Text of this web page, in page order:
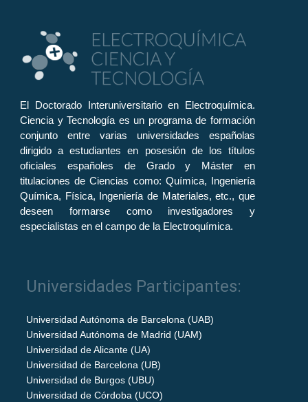
El Doctorado Interuniversitario en Electroquímica.
Ciencia y Tecnología es un programa de formación
conjunto entre varias universidades españolas
dirigido a estudiantes en posesión de los títulos
oficiales españoles de Grado y Máster en
titulaciones de Ciencias como: Química, Ingeniería
Química, Física, Ingeniería de Materiales, etc., que
deseen formarse como investigadores y
especialistas en el campo de la Electroquímica.
Universidades Participantes:
Universidad Autónoma de Barcelona (UAB)
Universidad Autónoma de Madrid (UAM)
Universidad de Alicante (UA)
Universidad de Barcelona (UB)
Universidad de Burgos (UBU)
Universidad de Córdoba (UCO)